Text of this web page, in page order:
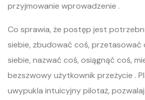
przyjmowanie wprowadzenie .
Co sprawia, że ​​postęp jest
siebie, zbudować coś, przetasować
siebie, nazwać coś, osiągnąć coś,
bezszwowy użytkownik przeżycie .
uwypukla intuicyjny pilotaż,